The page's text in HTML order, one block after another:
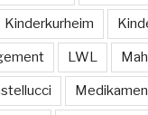
Kinderkurheim
LWL